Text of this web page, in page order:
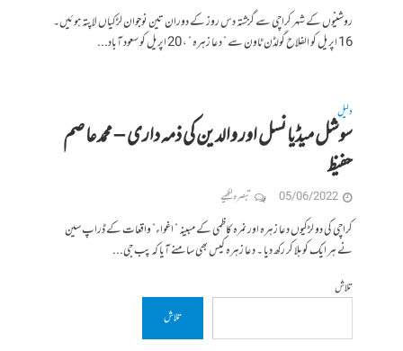
روشنیوں کے شہر کراچی سے گزشتہ دس روز کے دوران تین نوجوان لڑکیاں لاپتہ ہوئیں۔
16 اپریل کو الفلاح گولڈن ٹاون سے ” دعا زہرہ ” ، 20 اپریل کو سعود آباد...
دلیل
سوشل میڈیا نسل اور والدین کی ذمہ داری – محمدعاصم
حفیظ
05/06/2022 تبصرہ لکھیے
کراچی کی دو لڑکیوں دعا زہرہ اور نمرہ کاظمی کے مبینہ ” اغواء” واقعات کے ڈراپ سین
نے ہر ایک کو ہلا کر رکھ دیا ۔ دعا زہرہ کیس بھی سامنے آیا کہ پب جی...
تلاش
تلاش